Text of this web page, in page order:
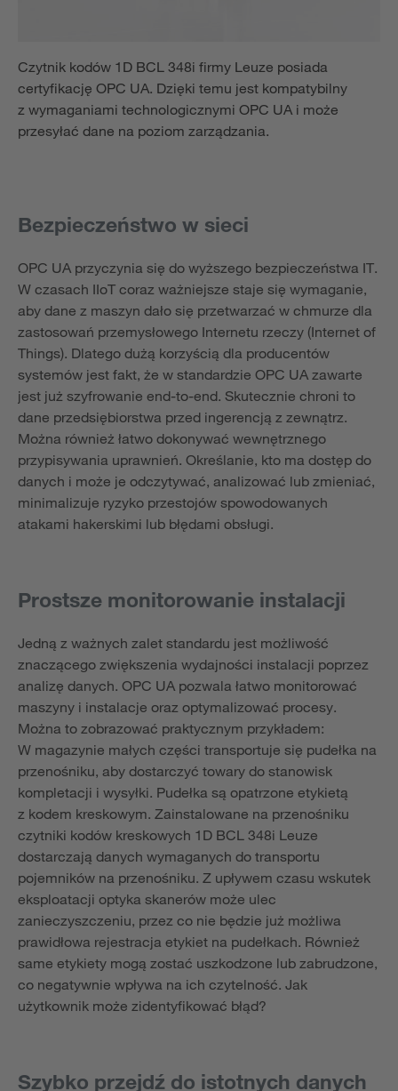
Czytnik kodów 1D BCL 348i firmy Leuze posiada
certyfikację OPC UA. Dzięki temu jest kompatybilny
z wymaganiami technologicznymi OPC UA i może
przesyłać dane na poziom zarządzania.
Bezpieczeństwo w sieci
OPC UA przyczynia się do wyższego bezpieczeństwa IT.
W czasach IIoT coraz ważniejsze staje się wymaganie,
aby dane z maszyn dało się przetwarzać w chmurze dla
zastosowań przemysłowego Internetu rzeczy (Internet of
Things). Dlatego dużą korzyścią dla producentów
systemów jest fakt, że w standardzie OPC UA zawarte
jest już szyfrowanie end-to-end. Skutecznie chroni to
dane przedsiębiorstwa przed ingerencją z zewnątrz.
Można również łatwo dokonywać wewnętrznego
przypisywania uprawnień. Określanie, kto ma dostęp do
danych i może je odczytywać, analizować lub zmieniać,
minimalizuje ryzyko przestojów spowodowanych
atakami hakerskimi lub błędami obsługi.
Prostsze monitorowanie instalacji
Jedną z ważnych zalet standardu jest możliwość
znaczącego zwiększenia wydajności instalacji poprzez
analizę danych. OPC UA pozwala łatwo monitorować
maszyny i instalacje oraz optymalizować procesy.
Można to zobrazować praktycznym przykładem:
W magazynie małych części transportuje się pudełka na
przenośniku, aby dostarczyć towary do stanowisk
kompletacji i wysyłki. Pudełka są opatrzone etykietą
z kodem kreskowym. Zainstalowane na przenośniku
czytniki kodów kreskowych 1D BCL 348i Leuze
dostarczają danych wymaganych do transportu
pojemników na przenośniku. Z upływem czasu wskutek
eksploatacji optyka skanerów może ulec
zanieczyszczeniu, przez co nie będzie już możliwa
prawidłowa rejestracja etykiet na pudełkach. Również
same etykiety mogą zostać uszkodzone lub zabrudzone,
co negatywnie wpływa na ich czytelność. Jak
użytkownik może zidentyfikować błąd?
Szybko przejdź do istotnych danych